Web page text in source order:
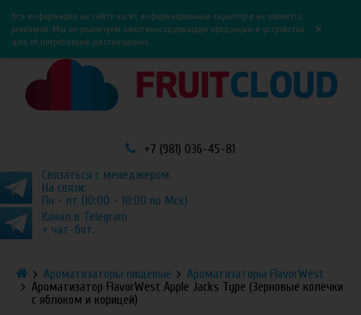
0
Вся информация на сайте носит информационный характер и не является
рекламой. Мы не реализуем никотиносодержащую продукцию и устройства
для её потребления дистанционно.
×
+7 (981) 036-45-81
Связаться с менеджером.
На связи:
Пн - пт (10:00 - 18:00 по Мск)
Канал в Telegram
+ чат-бот.
Ароматизаторы пищевые
Ароматизаторы FlavorWest
Ароматизатор FlavorWest Apple Jacks Type (Зерновые колечки
с яблоком и корицей)